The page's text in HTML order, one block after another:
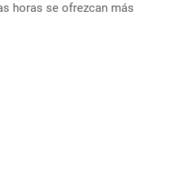
horas se ofrezcan más